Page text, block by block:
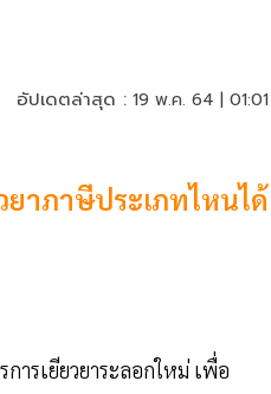
อัปเดตล่าสุด : 19 พ.ค. 64 |
าภาษีประเภทไหนได้
ารเยียวยาระลอกใหม่ เพื่อ